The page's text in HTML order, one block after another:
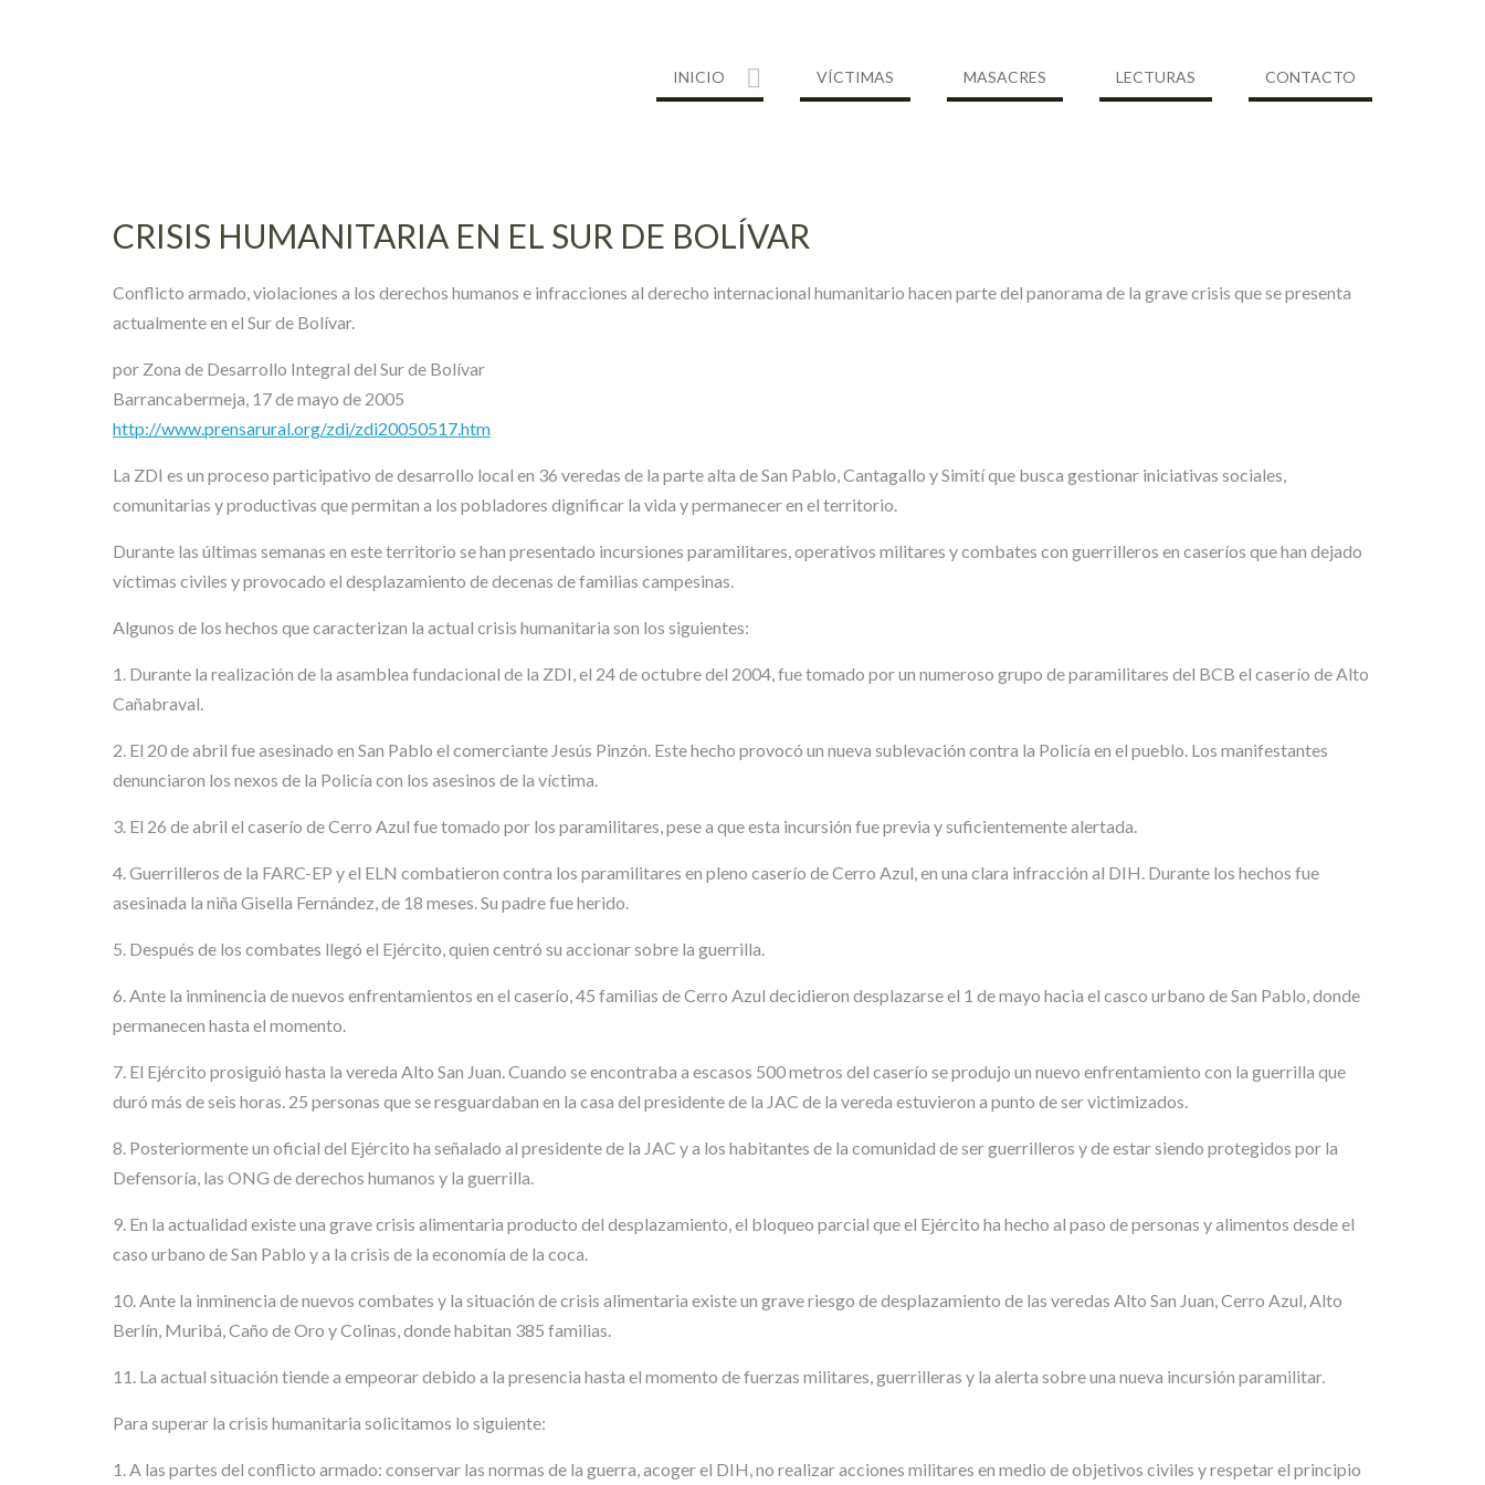
INICIO VÍCTIMAS MASACRES LECTURAS CONTACTO
CRISIS HUMANITARIA EN EL SUR DE BOLÍVAR
Conflicto armado, violaciones a los derechos humanos e infracciones al derecho internacional humanitario hacen parte del panorama de la grave crisis que se presenta
actualmente en el Sur de Bolívar.
por Zona de Desarrollo Integral del Sur de Bolívar
Barrancabermeja, 17 de mayo de 2005
http://www.prensarural.org/zdi/zdi20050517.htm
La ZDI es un proceso participativo de desarrollo local en 36 veredas de la parte alta de San Pablo, Cantagallo y Simití que busca gestionar iniciativas sociales,
comunitarias y productivas que permitan a los pobladores dignificar la vida y permanecer en el territorio.
Durante las últimas semanas en este territorio se han presentado incursiones paramilitares, operativos militares y combates con guerrilleros en caseríos que han dejado
víctimas civiles y provocado el desplazamiento de decenas de familias campesinas.
Algunos de los hechos que caracterizan la actual crisis humanitaria son los siguientes:
1. Durante la realización de la asamblea fundacional de la ZDI, el 24 de octubre del 2004, fue tomado por un numeroso grupo de paramilitares del BCB el caserío de Alto
Cañabraval.
2. El 20 de abril fue asesinado en San Pablo el comerciante Jesús Pinzón. Este hecho provocó un nueva sublevación contra la Policía en el pueblo. Los manifestantes
denunciaron los nexos de la Policía con los asesinos de la víctima.
3. El 26 de abril el caserío de Cerro Azul fue tomado por los paramilitares, pese a que esta incursión fue previa y suficientemente alertada.
4. Guerrilleros de la FARC-EP y el ELN combatieron contra los paramilitares en pleno caserío de Cerro Azul, en una clara infracción al DIH. Durante los hechos fue
asesinada la niña Gisella Fernández, de 18 meses. Su padre fue herido.
5. Después de los combates llegó el Ejército, quien centró su accionar sobre la guerrilla.
6. Ante la inminencia de nuevos enfrentamientos en el caserío, 45 familias de Cerro Azul decidieron desplazarse el 1 de mayo hacia el casco urbano de San Pablo, donde
permanecen hasta el momento.
7. El Ejército prosiguió hasta la vereda Alto San Juan. Cuando se encontraba a escasos 500 metros del caserío se produjo un nuevo enfrentamiento con la guerrilla que
duró más de seis horas. 25 personas que se resguardaban en la casa del presidente de la JAC de la vereda estuvieron a punto de ser victimizados.
8. Posteriormente un oficial del Ejército ha señalado al presidente de la JAC y a los habitantes de la comunidad de ser guerrilleros y de estar siendo protegidos por la
Defensoría, las ONG de derechos humanos y la guerrilla.
9. En la actualidad existe una grave crisis alimentaria producto del desplazamiento, el bloqueo parcial que el Ejército ha hecho al paso de personas y alimentos desde el
caso urbano de San Pablo y a la crisis de la economía de la coca.
10. Ante la inminencia de nuevos combates y la situación de crisis alimentaria existe un grave riesgo de desplazamiento de las veredas Alto San Juan, Cerro Azul, Alto
Berlín, Muribá, Caño de Oro y Colinas, donde habitan 385 familias.
11. La actual situación tiende a empeorar debido a la presencia hasta el momento de fuerzas militares, guerrilleras y la alerta sobre una nueva incursión paramilitar.
Para superar la crisis humanitaria solicitamos lo siguiente:
1. A las partes del conflicto armado: conservar las normas de la guerra, acoger el DIH, no realizar acciones militares en medio de objetivos civiles y respetar el principio